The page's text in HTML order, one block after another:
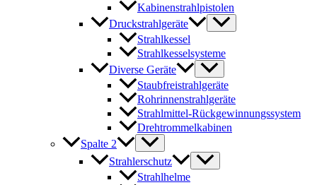
Kabinenstrahlpistolen
Druckstrahlgeräte
Strahlkessel
Strahlkesselsysteme
Diverse Geräte
Staubfreistrahlgeräte
Rohrinnenstrahlgeräte
Strahlmittel-Rückgewinnungssystem
Drehtrommelkabinen
Spalte 2
Strahlerschutz
Strahlhelme